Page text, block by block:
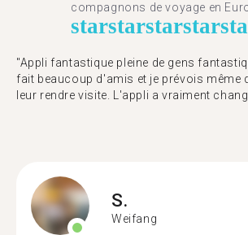
compagnons de voyage en
starstarstarstar
"Appli fantastique pleine de gens
fait beaucoup d'amis et je prévois même
leur rendre visite. L'appli a vraiment
S.
Weifang